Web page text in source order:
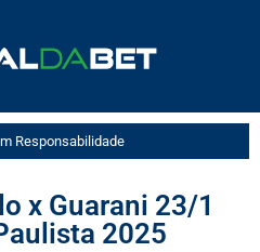
Responsabilidade
x Guarani 23/1
2025